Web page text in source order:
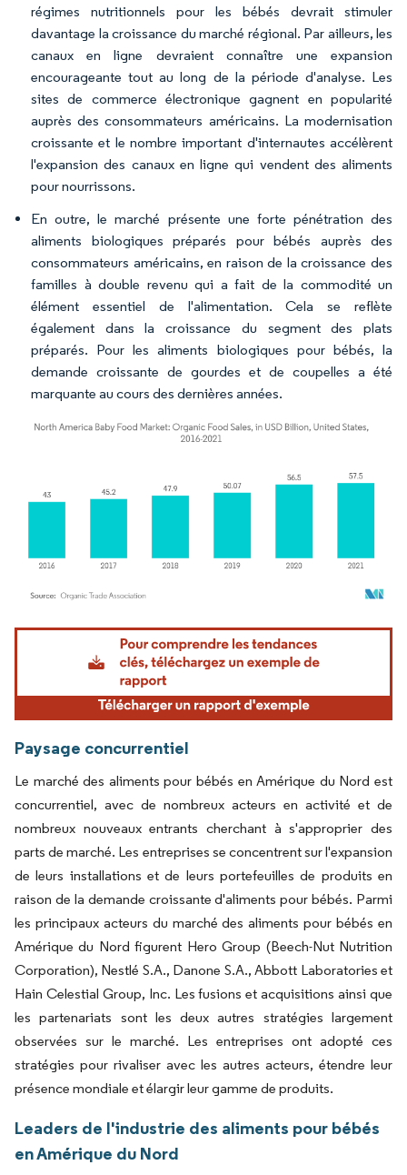
régimes nutritionnels pour les bébés devrait stimuler
davantage la croissance du marché régional. Par ailleurs, les
canaux en ligne devraient connaître une expansion
encourageante tout au long de la période d'analyse. Les
sites de commerce électronique gagnent en popularité
auprès des consommateurs américains. La modernisation
croissante et le nombre important d'internautes accélèrent
l'expansion des canaux en ligne qui vendent des aliments
pour nourrissons.
En outre, le marché présente une forte pénétration des
aliments biologiques préparés pour bébés auprès des
consommateurs américains, en raison de la croissance des
familles à double revenu qui a fait de la commodité un
élément essentiel de l'alimentation. Cela se reflète
également dans la croissance du segment des plats
préparés. Pour les aliments biologiques pour bébés, la
demande croissante de gourdes et de coupelles a été
marquante au cours des dernières années.
Image © Mordor Intelligence. La réutilisation nécessite une attribution sous CC BY
Paysage concurrentiel
Le marché des aliments pour bébés en Amérique du Nord est
concurrentiel, avec de nombreux acteurs en activité et de
nombreux nouveaux entrants cherchant à s'approprier des
parts de marché. Les entreprises se concentrent sur l'expansion
de leurs installations et de leurs portefeuilles de produits en
raison de la demande croissante d'aliments pour bébés. Parmi
les principaux acteurs du marché des aliments pour bébés en
Amérique du Nord figurent Hero Group (Beech-Nut Nutrition
Corporation), Nestlé S.A., Danone S.A., Abbott Laboratories et
Hain Celestial Group, Inc. Les fusions et acquisitions ainsi que
les partenariats sont les deux autres stratégies largement
observées sur le marché. Les entreprises ont adopté ces
stratégies pour rivaliser avec les autres acteurs, étendre leur
présence mondiale et élargir leur gamme de produits.
Leaders de l'industrie des aliments pour bébés
en Amérique du Nord